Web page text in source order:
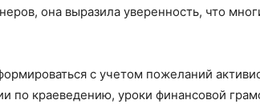
она выразила уверенность, что
с учетом пожеланий
по краеведению, уроки финансовой